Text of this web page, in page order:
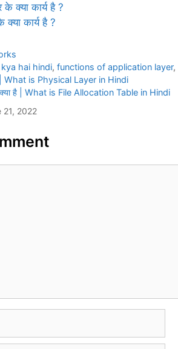
के क्या कार्य है ?
कार्य है ?
hai hindi,functions of application layer,
| What is Physical Layer in Hindi
है | What is File Allocation Table in Hindi
21, 2022